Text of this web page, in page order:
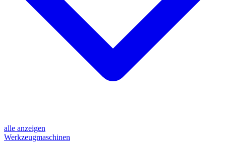
alle anzeigen
Werkzeugmaschinen